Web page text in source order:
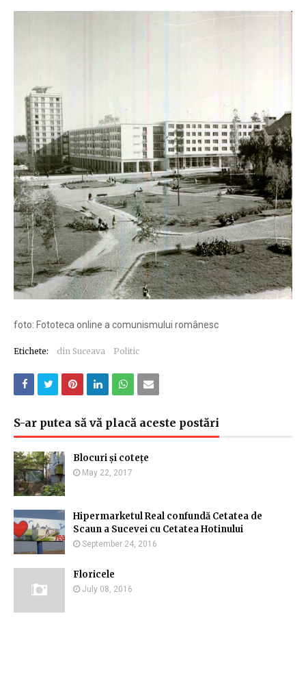
foto: Fototeca online a comunismului românesc
Etichete: din Suceava Politic
S-ar putea să vă placă aceste postări
Blocuri și cotețe
May 22, 2017
Hipermarketul Real confundă Cetatea de
Scaun a Sucevei cu Cetatea Hotinului
September 24, 2016
Floricele
July 08, 2016